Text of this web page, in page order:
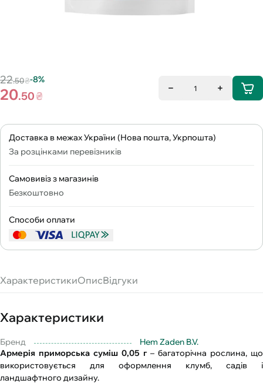
22.50₴-8%
20.50₴
1
Доставка в межах України (Нова пошта, Укрпошта)
За розцінками перевізників
Самовивіз з магазинів
Безкоштовно
Способи оплати
ХарактеристикиОписВідгуки
Характеристики
Бренд
Hem Zaden B.V.
Армерія приморська суміш 0,05 г– багаторічна рослина, що
використовується для оформлення клумб, садів і
ландшафтного дизайну.